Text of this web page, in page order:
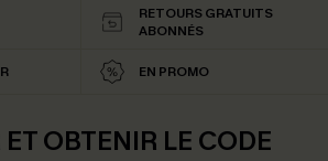
RETOURS GRATUITS
ABONNÉS
EN PROMO
OBTENIR LE CODE